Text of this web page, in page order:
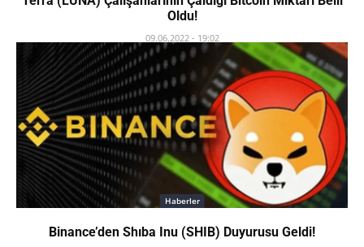
Oldu!
09.06.2022 - 19:02
Haberler
Binance’den Shıba Inu (SHIB) Duyurusu Geldi!